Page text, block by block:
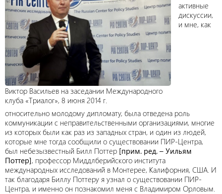
Виктор Васильев на заседании Международного
клуба «Триалог», 8 июня 2014 г.
активные
дискуссии,
и мне, как
относительно молодому дипломату, была отведена роль
коммуникации с неправительственными организациями, многие
из которых были как раз из западных стран, и один из людей,
которые мне тогда сообщили о существовании ПИР-Центра,
был небезызвестный Билл Поттер [прим. ред. – Уильям
Поттер], профессор Миддлберийского института
международных исследований в Монтерее, Калифорния, США. И
так благодаря Биллу Поттеру я узнал о существовании ПИР-
Центра, и именно он познакомил меня с Владимиром Орловым.